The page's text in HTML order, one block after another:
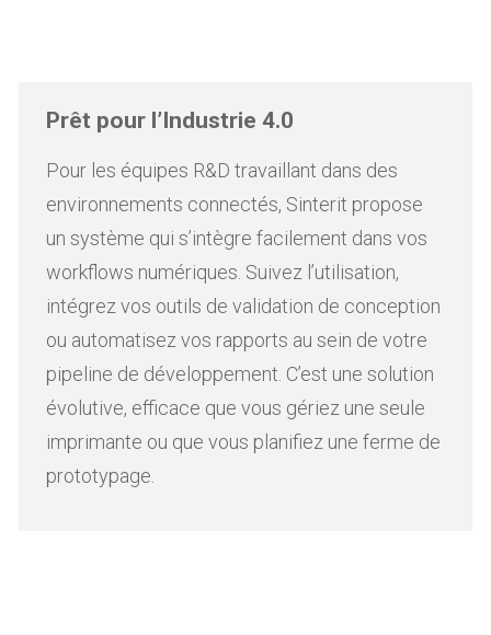
Prêt pour l’Industrie 4.0
Pour les équipes R&D travaillant dans des
environnements connectés, Sinterit propose
un système qui s’intègre facilement dans vos
workflows numériques. Suivez l’utilisation,
intégrez vos outils de validation de conception
ou automatisez vos rapports au sein de votre
pipeline de développement. C’est une solution
évolutive, efficace que vous gériez une seule
imprimante ou que vous planifiez une ferme de
prototypage.